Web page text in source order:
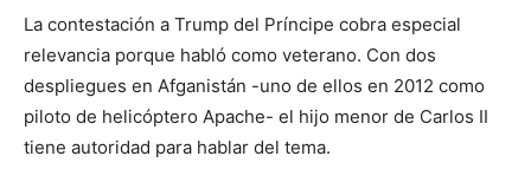
La contestación a Trump del Príncipe cobra especial
relevancia porque habló como veterano. Con dos
despliegues en Afganistán -uno de ellos en 2012 como
piloto de helicóptero Apache- el hijo menor de Carlos II
tiene autoridad para hablar del tema.